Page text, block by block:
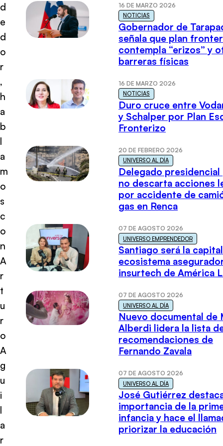
d
e
d
o
r
,
h
a
b
l
a
m
o
s
c
o
n
A
r
t
u
r
o
A
g
u
i
l
a
r
16 DE MARZO 2026
NOTICIAS
Gobernador de
señala que plan
contempla “erizos” y
barreras físicas
16 DE MARZO 2026
NOTICIAS
Duro cruce entre
y Schalper por Plan
Fronterizo
20 DE FEBRERO 2026
UNIVERSO AL DÍA
Delegado presidencial
no descarta acciones
por accidente de
gas en Renca
07 DE AGOSTO 2026
UNIVERSO EMPRENDEDOR
Santiago será la
ecosistema
insurtech de América
07 DE AGOSTO 2026
UNIVERSO AL DÍA
Nuevo documental de
Alberdi lidera la lista
recomendaciones de
Fernando Zavala
07 DE AGOSTO 2026
UNIVERSO AL DÍA
José Gutiérrez
importancia de la
infancia y hace el
priorizar la educación